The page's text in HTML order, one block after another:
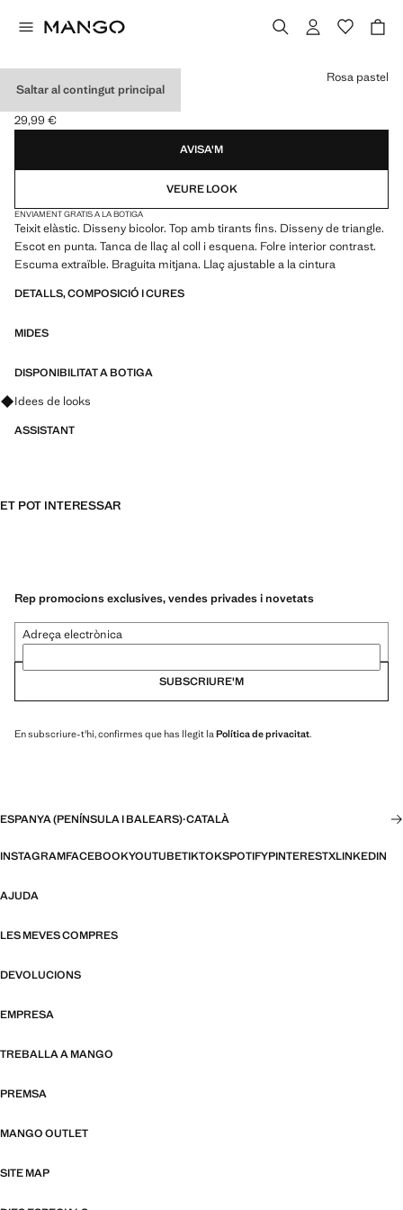
Saltar al contingut principal
BIKINI BICOLOR
Preu actual [29,99 € ]
29,99 €
Selecciona un color
Rosa pastel
AVISA'M
VEURE LOOK
ENVIAMENT GRATIS A LA BOTIGA
Teixit elàstic. Disseny bicolor. Top amb tirants fins. Disseny de triangle.
Escot en punta. Tanca de llaç al coll i esquena. Folre interior contrast.
Escuma extraïble. Braguita mitjana. Llaç ajustable a la cintura
DETALLS, COMPOSICIÓ I CURES
MIDES
DISPONIBILITAT A BOTIGA
Pregunta per looks, peces i tendències
Idees de looks
ASSISTANT
ET POT INTERESSAR
Rep promocions exclusives, vendes privades i novetats
Adreça electrònica
SUBSCRIURE'M
En subscriure-t'hi, confirmes que has llegit la Política de privacitat.
ESPANYA (PENÍNSULA I BALEARS)·CATALÀ
INSTAGRAMFACEBOOKYOUTUBETIKTOKSPOTIFYPINTERESTXLINKEDIN
AJUDA
LES MEVES COMPRES
DEVOLUCIONS
EMPRESA
TREBALLA A MANGO
PREMSA
MANGO OUTLET
SITE MAP